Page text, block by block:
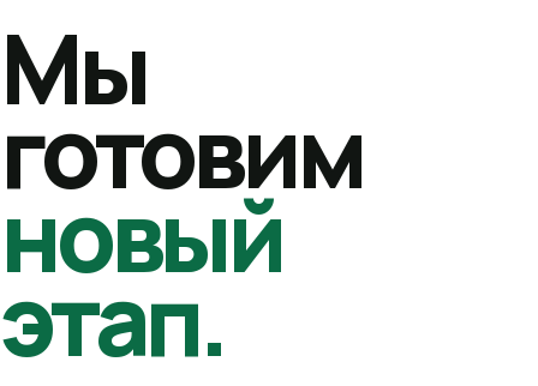
Мы
готовим
новый
этап.